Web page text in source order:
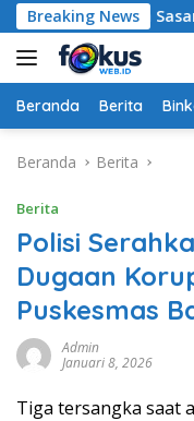
Langsung
ke
konten
Breaking News
Bima Kota Sasar
Beranda Berita
Beranda Berita
Berita
Polisi
Dugaan
Puskesmas
Admin
Januari 8, 2026
Tiga tersangka saat